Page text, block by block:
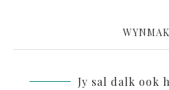
Jy sal dalk ook